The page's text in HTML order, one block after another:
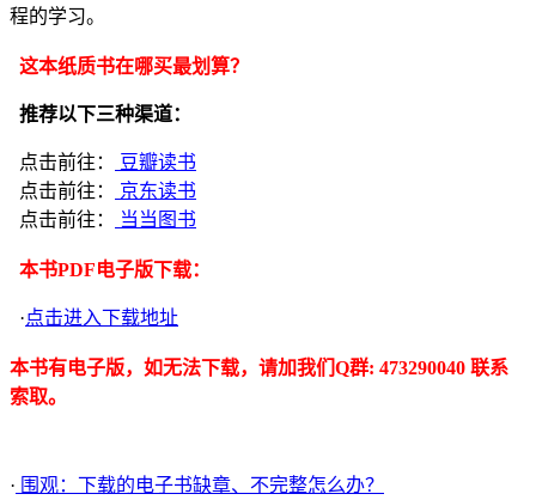
程的学习。
这本纸质书在哪买最划算？
推荐以下三种渠道：
点击前往：
豆瓣读书
点击前往：
京东读书
点击前往：
当当图书
本书PDF电子版下载：
·点击进入下载地址
本书有电子版，如无法下载，请加我们Q群: 473290040 联系
索取。
· 围观：下载的电子书缺章、不完整怎么办？